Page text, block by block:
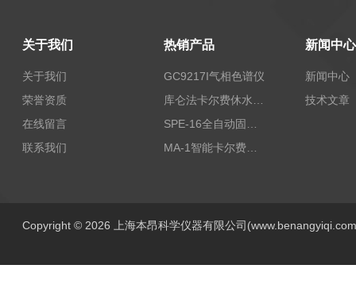
关于我们
关于我们
荣誉资质
在线留言
联系我们
热销产品
GC9217I气相色谱仪
MA-1智能卡尔费休水分测定仪
新闻中心
新闻中心
技术文章
Copyright © 2026 上海本昂科学仪器有限公司